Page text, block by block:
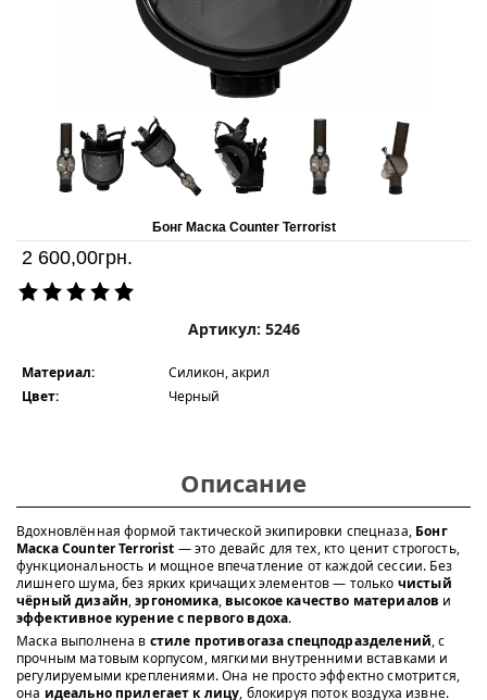
Бонг Маска Counter Terrorist
2 600,00грн.
Артикул: 5246
Материал:
Силикон, акрил
Цвет:
Черный
Описание
Вдохновлённая формой тактической экипировки спецназа, Бонг
Маска Counter Terrorist — это девайс для тех, кто ценит строгость,
функциональность и мощное впечатление от каждой сессии. Без
лишнего шума, без ярких кричащих элементов — только чистый
чёрный дизайн,эргономика, высокое качество материалов и
эффективное курение с первого вдоха.
Маска выполнена в стиле противогаза спецподразделений, с
прочным матовым корпусом, мягкими внутренними вставками и
регулируемыми креплениями. Она не просто эффектно смотрится,
она идеально прилегает к лицу, блокируя поток воздуха извне.